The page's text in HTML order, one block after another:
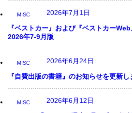
MISC
2026年7月1日
『ベストカー』および『ベストカー
2026年7-9月版
MISC
2026年6月24日
『自費出版の書籍』のお知らせを更新し
MISC
2026年6月12日